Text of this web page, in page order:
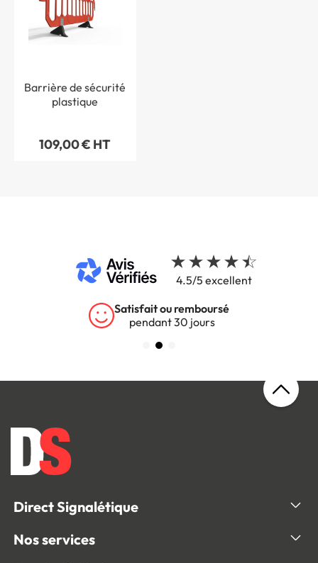
Barrière de sécurité
plastique
109,00 € HT
4.5/5 excellent
Satisfait ou remboursé
pendant 30 jours
Direct Signalétique
Nos services